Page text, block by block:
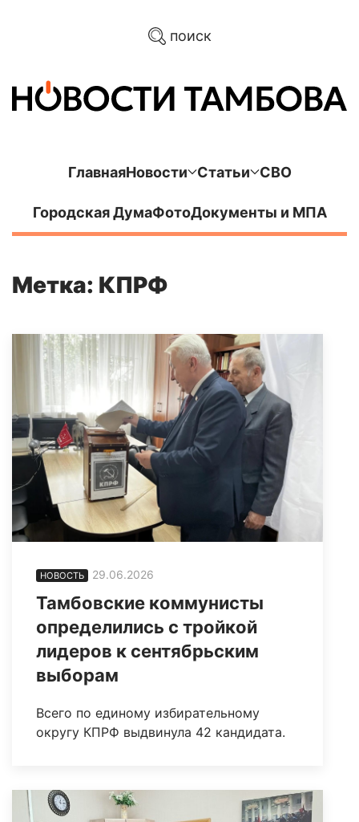
поиск
ГлавнаяНовости Статьи СВО
Городская ДумаФотоДокументы и МПА
Метка: КПРФ
НОВОСТЬ 29.06.2026
Тамбовские коммунисты
определились с тройкой
лидеров к сентябрьским
выборам
Всего по единому избирательному
округу КПРФ выдвинула 42 кандидата.